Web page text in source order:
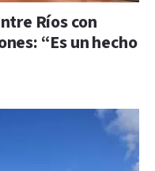
Ríos con
“Es un hecho